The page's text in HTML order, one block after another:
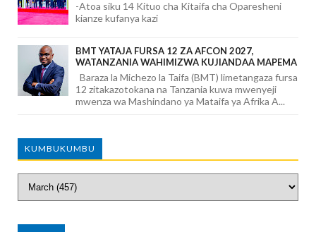
-Atoa siku 14 Kituo cha Kitaifa cha Oparesheni
kianze kufanya kazi
BMT YATAJA FURSA 12 ZA AFCON 2027,
WATANZANIA WAHIMIZWA KUJIANDAA MAPEMA
Baraza la Michezo la Taifa (BMT) limetangaza fursa
12 zitakazotokana na Tanzania kuwa mwenyeji
mwenza wa Mashindano ya Mataifa ya Afrika A...
KUMBUKUMBU